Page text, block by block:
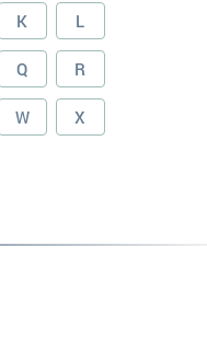
K L
Q R
W X